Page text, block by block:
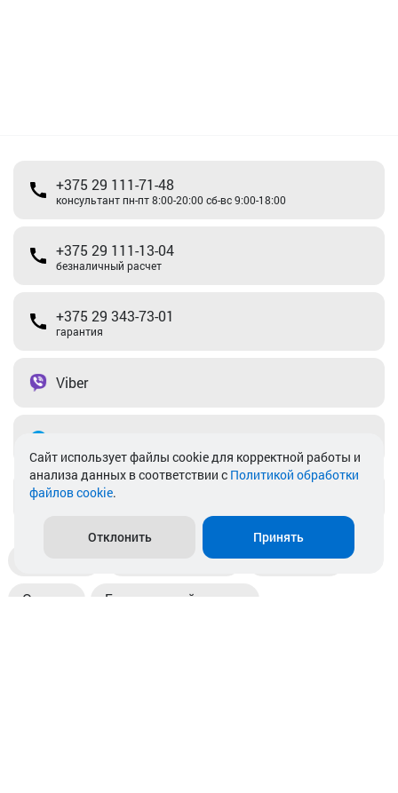
+375 29 111-71-48
консультант пн-пт 8:00-20:00 сб-вс 9:00-18:00
+375 29 111-13-04
безналичный расчет
+375 29 343-73-01
гарантия
Viber
info@akkamulik.by
Пункты выдачи Магазины
Оплата Безналичный расчет
Cайт использует файлы cookie для корректной работы и
анализа данных в соответствии с Политикой обработки
файлов cookie.
Отклонить Принять